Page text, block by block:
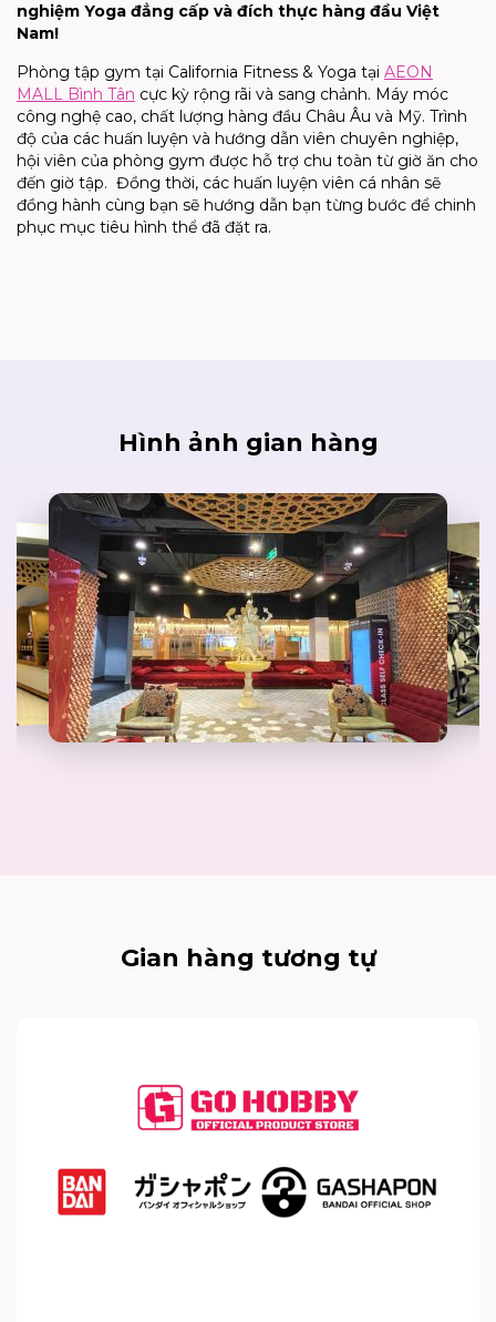
nghiệm Yoga đẳng cấp và đích thực hàng đầu Việt
Nam!
Phòng tập gym tại California Fitness & Yoga tại AEON
MALL Bình Tân cực kỳ rộng rãi và sang chảnh. Máy móc
công nghệ cao, chất lượng hàng đầu Châu Âu và Mỹ. Trình
độ của các huấn luyện và hướng dẫn viên chuyên nghiệp,
hội viên của phòng gym được hỗ trợ chu toàn từ giờ ăn cho
đến giờ tập. Đồng thời, các huấn luyện viên cá nhân sẽ
đồng hành cùng bạn sẽ hướng dẫn bạn từng bước để chinh
phục mục tiêu hình thể đã đặt ra.
Hình ảnh gian hàng
Gian hàng tương tự